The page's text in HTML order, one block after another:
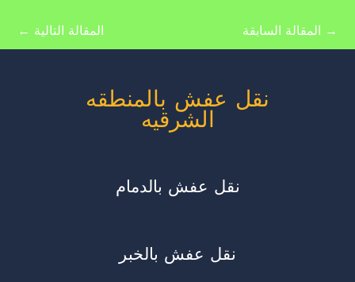
→ المقالة السابقة المقالة التالية ←
نقل عفش بالمنطقه
الشرقيه
نقل عفش بالدمام
نقل عفش بالخبر